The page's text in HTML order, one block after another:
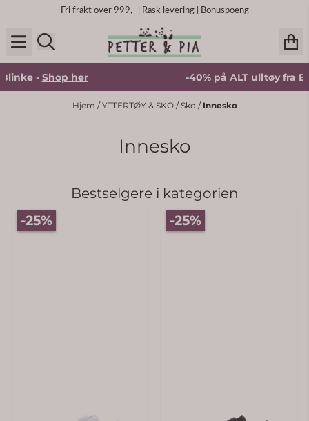
Hopp til innholdFri frakt over 999,- | Rask levering | Bonuspoeng
-Shop her -40% på ALT ulltøy fra
Hjem /YTTERTØY & SKO /Sko / Innesko
Innesko
Bestselgere i kategorien
-25%
-25%